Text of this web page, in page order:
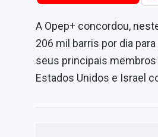
A Opep+ concordou,
206 mil barris por dia
seus principais
Estados Unidos e Israel